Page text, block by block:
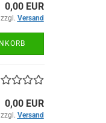
0,00 EUR
Versand
0,00 EUR
Versand